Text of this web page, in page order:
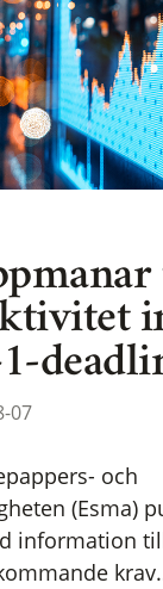
07
och
(Esma)
information